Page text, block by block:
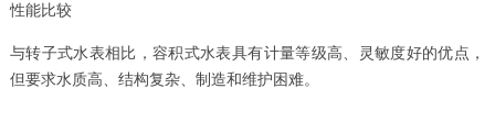
性能比较
与转子式水表相比，容积式水表具有计量等级高、灵敏度好的优点，
但要求水质高、结构复杂、制造和维护困难。